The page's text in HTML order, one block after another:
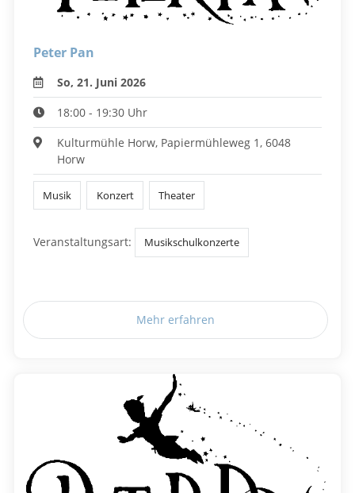
Peter Pan
So, 21. Juni 2026
18:00 - 19:30 Uhr
Kulturmühle Horw, Papiermühleweg 1, 6048
Horw
Musik Konzert Theater
Veranstaltungsart: Musikschulkonzerte
Mehr erfahren